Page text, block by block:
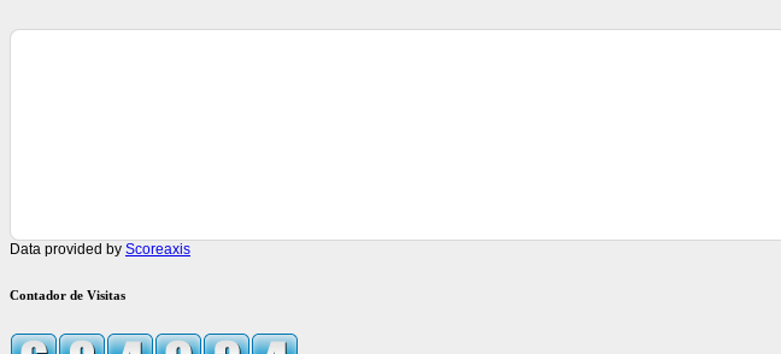
Data provided by Scoreaxis
Contador de Visitas